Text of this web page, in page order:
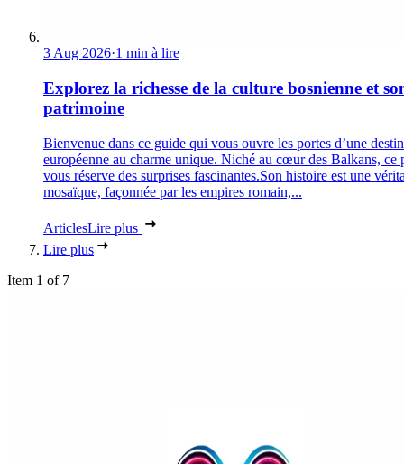
3 Aug 2026·1 min à lire
Explorez la richesse de la culture bosnienne et
patrimoine
Bienvenue dans ce guide qui vous ouvre les portes d’une
européenne au charme unique. Niché au cœur des Balkans, ce
vous réserve des surprises fascinantes.Son histoire est une
mosaïque, façonnée par les empires romain,...
ArticlesLire plus
Lire plus
Item 1 of 7